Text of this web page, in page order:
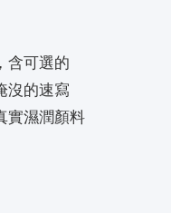
含可選的
沒的速寫
實濕潤顏料